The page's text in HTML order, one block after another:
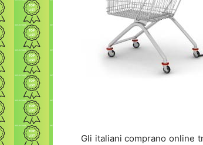
Gli italiani comprano online